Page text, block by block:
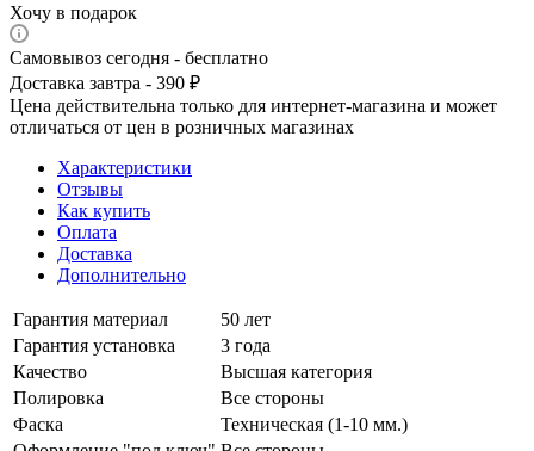
Хочу в подарок
Самовывоз сегодня - бесплатно
Доставка завтра - 390 ₽
Цена действительна только для интернет-магазина и может
отличаться от цен в розничных магазинах
Характеристики
Отзывы
Как купить
Оплата
Доставка
Дополнительно
Гарантия материал
50 лет
Гарантия установка
3 года
Качество
Высшая категория
Полировка
Все стороны
Фаска
Техническая (1-10 мм.)